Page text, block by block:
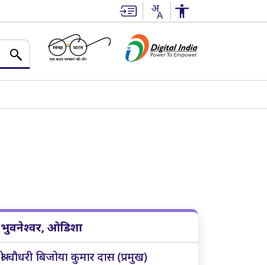
भुवनेश्वर, ओडिशा
श्री चौधरी बिजोया कुमार दास (प्रमुख)